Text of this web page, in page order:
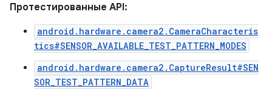
Протестированные API:
android.hardware.camera2.CameraCharacteris
tics#SENSOR_AVAILABLE_TEST_PATTERN_MODES
android.hardware.camera2.CaptureResult#SEN
SOR_TEST_PATTERN_DATA